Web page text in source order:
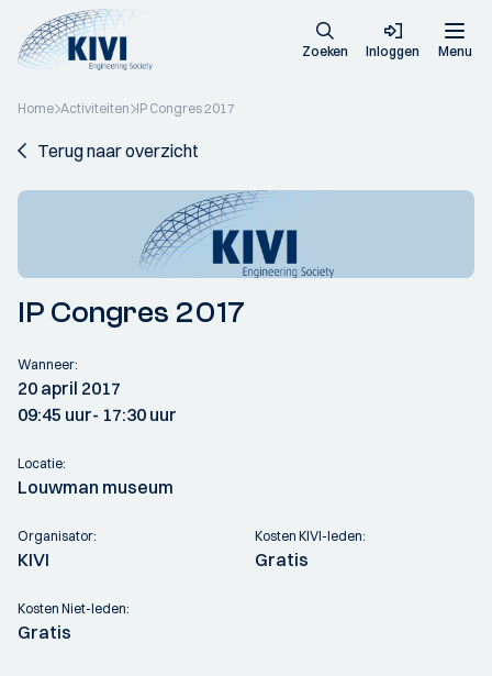
Zoeken Inloggen Menu
Home Activiteiten IP Congres 2017
Terug naar overzicht
IP Congres 2017
Wanneer:
20 april 2017
09:45 uur- 17:30 uur
Locatie:
Louwman museum
Organisator:
KIVI
Kosten KIVI-leden:
Gratis
Kosten Niet-leden:
Gratis